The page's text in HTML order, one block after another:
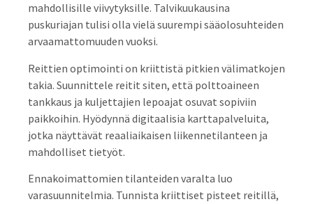
mahdollisille viivytyksille. Talvikuukausina
puskuriajan tulisi olla vielä suurempi sääolosuhteiden
arvaamattomuuden vuoksi.
Reittien optimointi on kriittistä pitkien välimatkojen
takia. Suunnittele reitit siten, että polttoaineen
tankkaus ja kuljettajien lepoajat osuvat sopiviin
paikkoihin. Hyödynnä digitaalisia karttapalveluita,
jotka näyttävät reaaliaikaisen liikennetilanteen ja
mahdolliset tietyöt.
Ennakoimattomien tilanteiden varalta luo
varasuunnitelmia. Tunnista kriittiset pisteet reitillä,